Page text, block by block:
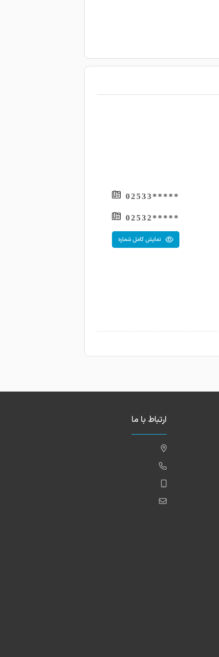
*****02533
*****02532
نمایش کامل شماره
ارتباط با ما